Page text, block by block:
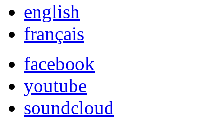
english
français
facebook
youtube
soundcloud